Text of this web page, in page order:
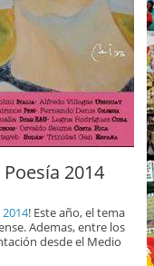
2014
! Este año, el tema
Ademas, entre los
desde el Medio